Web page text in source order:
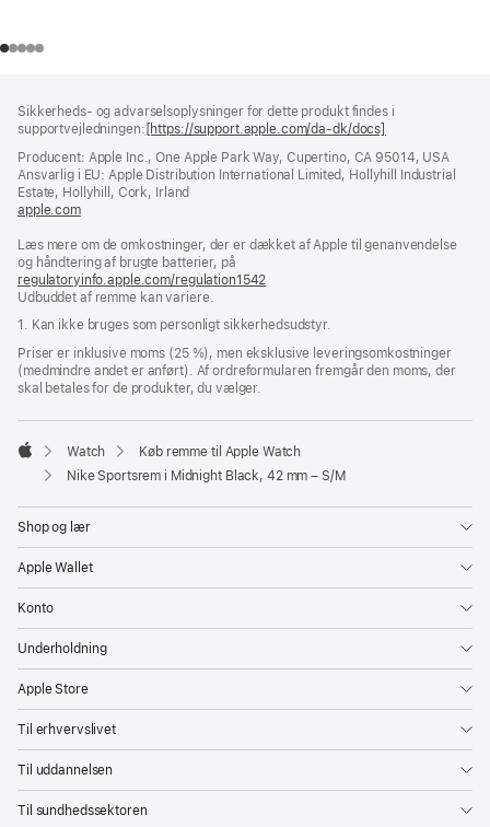
Sikkerheds- og advarselsoplysninger for dette produkt findes i
supportvejledningen: [https://support.apple.com/da-dk/docs]
et
nyt
Producent: Apple Inc., One Apple Park Way, Cupertino, CA 95014, USA
Ansvarlig i EU: Apple Distribution International Limited, Hollyhill Industrial
Estate, Hollyhill, Cork, Irland
apple.com(åbner
et
nyt
vindue)
Læs mere om de omkostninger, der er dækket af Apple til genanvendelse
og håndtering af brugte batterier, på
regulatoryinfo.apple.com/regulation1542
nyt
vindue)
Udbuddet af remme kan variere.
1. Kan ikke bruges som personligt sikkerhedsudstyr.
Priser er inklusive moms (25 %), men eksklusive leveringsomkostninger
(medmindre andet er anført). Af ordreformularen fremgår den moms, der
skal betales for de produkter, du vælger.
Apple
Watch
Køb remme til Apple Watch
Nike Sportsrem i Midnight Black, 42 mm – S/M
Shop og lær
Apple Wallet
Konto
Underholdning
Apple Store
Til erhvervslivet
Til uddannelsen
Til sundhedssektoren